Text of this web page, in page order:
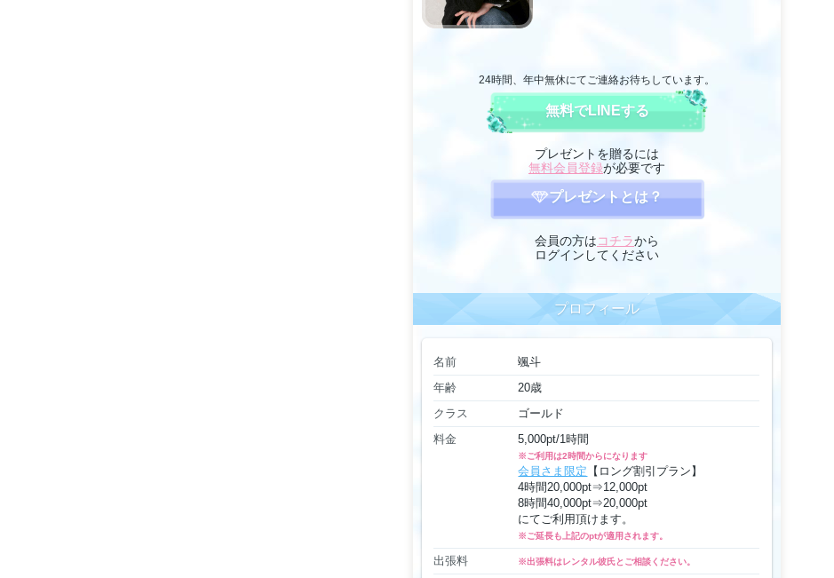
24時間、年中無休にてご連絡お待ちしています。
無料でLINEする
プレゼントを贈るには
無料会員登録が必要です
プレゼントとは？
会員の方はコチラから
ログインしてください
プロフィール
名前
颯斗
年齢
20歳
クラス
ゴールド
料金
5,000pt/1時間
※ご利用は2時間からになります
会員さま限定 【ロング割引プラン】
4時間20,000pt⇒12,000pt
8時間40,000pt⇒20,000pt
にてご利用頂けます。
※ご延長も上記のptが適用されます。
出張料 ※出張料はレンタル彼氏とご相談ください。